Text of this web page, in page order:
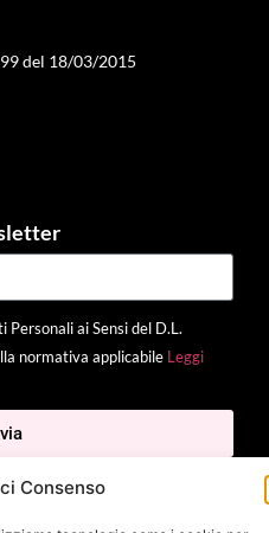
Consenso
del 18/03/2015
ai Sensi del D.L.
normativa applicabile Leggi